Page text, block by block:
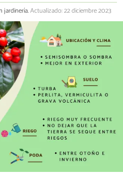
jardinería.Actualizado: 22 diciembre 2023